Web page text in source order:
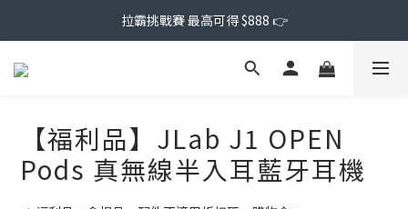
拉霸挑戰賽 最高可得 $888 👉
【福利品】JLab J1 OPEN
Pods 真無線半入耳藍牙耳機